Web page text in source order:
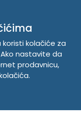
kolačiće za
nastavite da
prodavnicu,